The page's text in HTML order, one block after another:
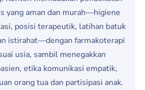
yang aman dan murah—higiene
posisi terapeutik, latihan batuk
istirahat—dengan farmakoterapi
usia, sambil menegakkan
etika komunikasi empatik,
orang tua dan partisipasi anak.